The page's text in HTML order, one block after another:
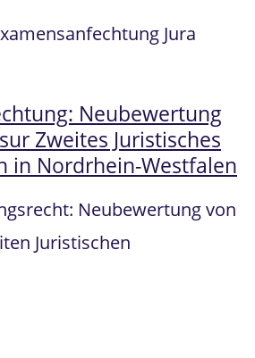
Jura
Neubewertung
Zweites Juristisches
in Nordrhein-Westfalen
Neubewertung von
Juristischen